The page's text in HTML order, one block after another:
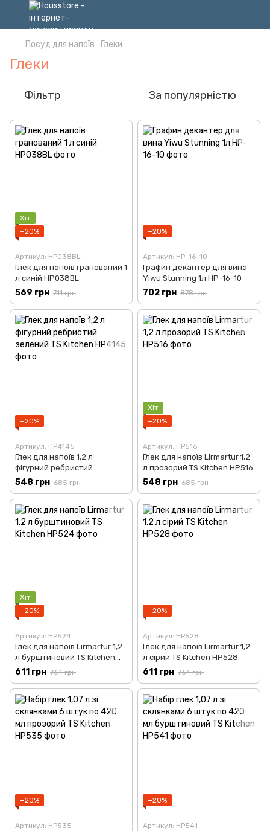
Посуд для напоїв Глеки
Глеки
Фільтр За популярністю
Хіт
−20%
Артикул: HP038BL
Глек для напоїв гранований 1
л синій HP038BL
569 грн 711 грн
−20%
Артикул: HP-16-10
Графин декантер для вина
Yiwu Stunning 1л HP-16-10
702 грн 878 грн
−20%
Артикул: HP4145
Глек для напоїв 1,2 л
фігурний ребристий
зелений TS Kitchen HP4145
548 грн 685 грн
Хіт
−20%
Артикул: HP516
Глек для напоїв Lirmartur 1,2
л прозорий TS Kitchen HP516
548 грн 685 грн
Хіт
−20%
Артикул: HP524
Глек для напоїв Lirmartur 1,2
л бурштиновий TS Kitchen
HP524
611 грн 764 грн
−20%
Артикул: HP528
Глек для напоїв Lirmartur 1,2
л сірий TS Kitchen HP528
611 грн 764 грн
−20%
Артикул: HP535
−20%
Артикул: HP541